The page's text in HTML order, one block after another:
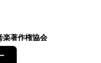
楽著作権協会
ー